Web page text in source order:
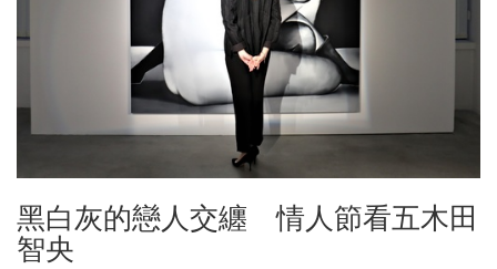
黑白灰的戀人交纏 情人節看五木田
智央